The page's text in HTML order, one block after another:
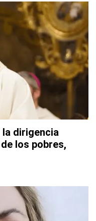
la dirigencia
los pobres,